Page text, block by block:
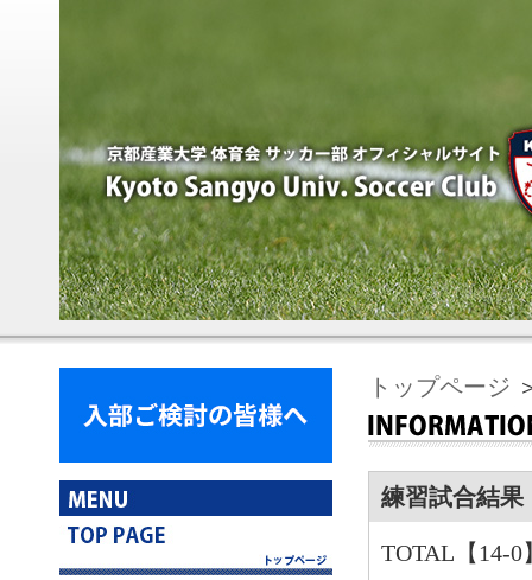
トップページ
練習試合結
TOTAL【14-0